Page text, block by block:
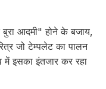
आदमी" होने के बजाय,
जो टेम्पलेट का पालन
इसका इंतजार कर रहा